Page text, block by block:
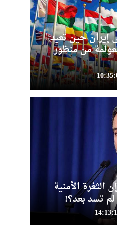
إيران حين تعيد
من منظور
الثغرة الأمنية
تسد بعد؟!